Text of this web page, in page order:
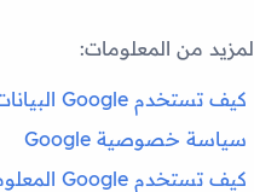
لمزيد من المعلومات:
كيف تستخدم Google البيانات في الإعلانات
سياسة خصوصية Google
كيف تستخدم Google المعلومات من المواقع أو التطبيقات التي تستخدم خدماتها